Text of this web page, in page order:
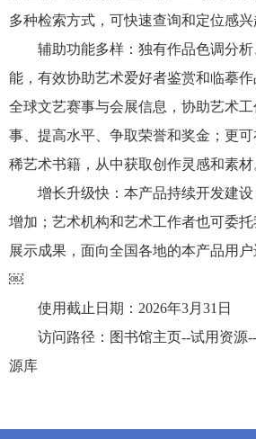
多种检索方式，可快速查询和定位感兴
辅助功能多样：独有作品色调分析
能，有效协助艺术爱好者鉴赏和临摹
全球文艺赛事与会展信息，协助艺术
事、提高水平、争取荣誉和奖金；更
稀艺术书籍，从中获取创作灵感和素材
增长升级快：本产品持续开发建设
增加；艺术机构和艺术工作者也可委托
展示成果，面向全国各地的本产品用户
￼
使用截止日期：2026年3月31日
访问路径：图书馆主页--试用资源--
源库